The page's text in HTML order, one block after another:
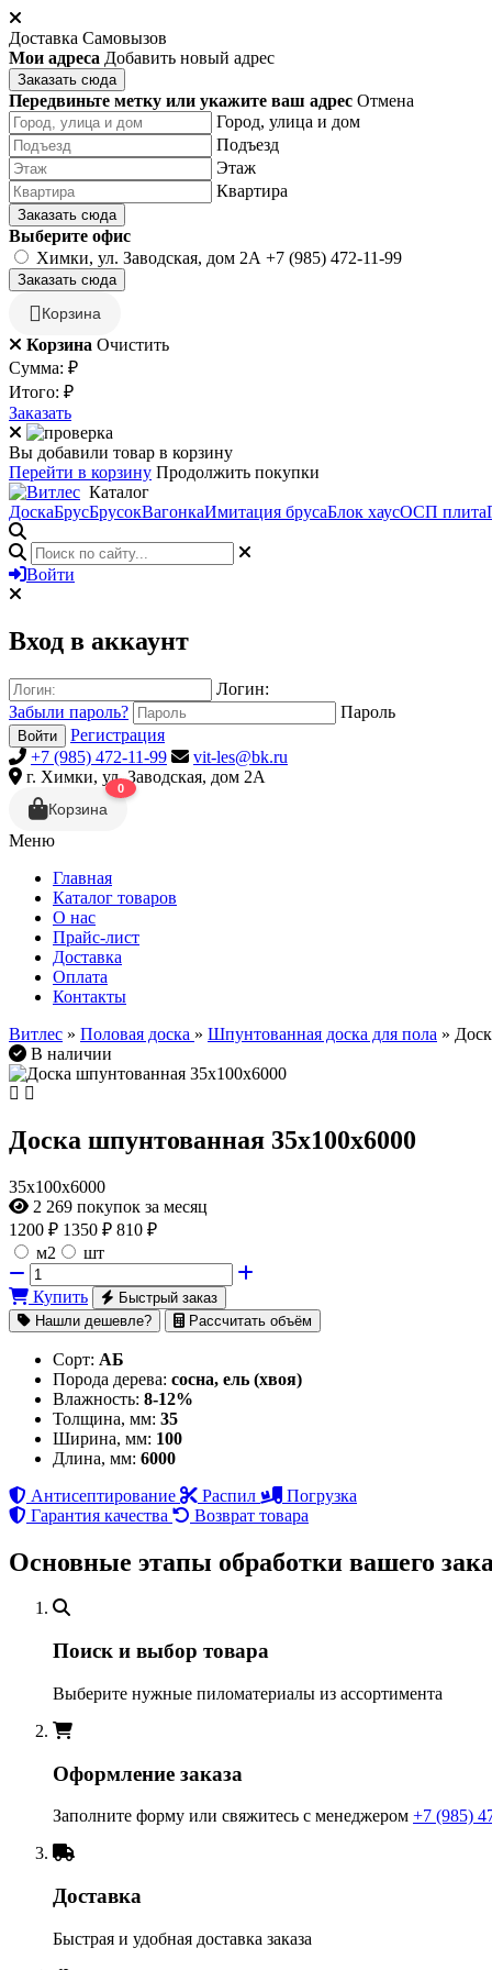
Доставка Самовызов
Мои адреса Добавить новый адрес
Заказать сюда
Передвиньте метку или укажите ваш адрес Отмена
Город, улица и дом
Подъезд
Этаж
Квартира
Заказать сюда
Выберите офис
Химки, ул. Заводская, дом 2А +7 (985) 472-11-99
Заказать сюда
Корзина
Корзина Очистить
Сумма: ₽
Итого: ₽
Заказать
Вы добавили товар в корзину
Перейти в корзину Продолжить покупки
Каталог
ДоскаБрусБрусокВагонкаИмитация брусаБлок хаусОСП плита
Войти
Вход в аккаунт
Логин:
Забыли пароль?
Пароль
Войти
Регистрация
+7 (985) 472-11-99
vit-les@bk.ru
г. Химки, ул. Заводская, дом 2А
Корзина
0
Меню
Главная
Каталог товаров
О нас
Прайс-лист
Доставка
Оплата
Контакты
Витлес » Половая доска » Шпунтованная доска для пола »
В наличии
Доска шпунтованная 35х100х6000
35х100х6000
2 269 покупок за месяц
1200 ₽ 1350 ₽ 810 ₽
м2
шт
Купить
Быстрый заказ
Нашли дешевле?
Рассчитать объём
Сорт: АБ
Порода дерева: сосна, ель (хвоя)
Влажность: 8-12%
Толщина, мм: 35
Ширина, мм: 100
Длина, мм: 6000
Антисептирование
Распил
Погрузка
Гарантия качества
Возврат товара
Основные этапы обработки вашего
Поиск и выбор товара
Выберите нужные пиломатериалы из ассортимента
Оформление заказа
Заполните форму или свяжитесь с менеджером +7 (985)
Доставка
Быстрая и удобная доставка заказа